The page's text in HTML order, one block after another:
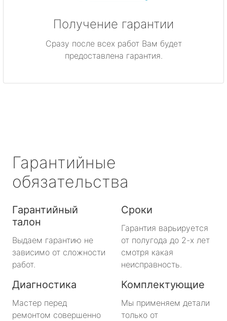
Получение гарантии
Сразу после всех работ Вам будет
предоставлена гарантия.
Гарантийные
обязательства
Гарантийный
талон
Выдаем гарантию не
зависимо от сложности
работ.
Сроки
Гарантия варьируется
от полугода до 2-х лет
смотря какая
неисправность.
Диагностика
Мастер перед
ремонтом совершенно
Комплектующие
Мы применяем детали
только от